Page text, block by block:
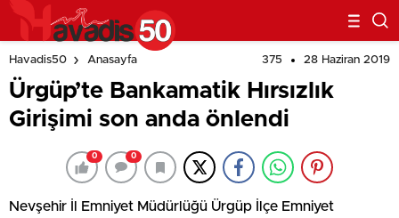
Havadis50 Anasayfa 375 28 Haziran 2019
Ürgüp’te Bankamatik Hırsızlık
Girişimi son anda önlendi
0 0
Nevşehir İl Emniyet Müdürlüğü Ürgüp İlçe Emniyet